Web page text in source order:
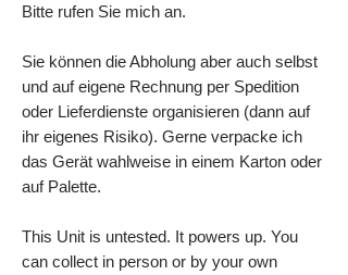
Bitte rufen Sie mich an.
Sie können die Abholung aber auch selbst
und auf eigene Rechnung per Spedition
oder Lieferdienste organisieren (dann auf
ihr eigenes Risiko). Gerne verpacke ich
das Gerät wahlweise in einem Karton oder
auf Palette.
This Unit is untested. It powers up. You
can collect in person or by your own